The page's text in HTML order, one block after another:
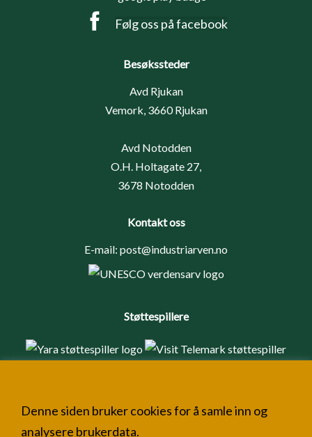
Følg oss på facebook
Besøkssteder
Avd Rjukan
Vemork, 3660 Rjukan
Avd Notodden
O.H. Holtagate 27,
3678 Notodden
Kontakt oss
E-mail: post@industriarven.no
Støttespillere
Denne siden bruker cookies for å samle inn og
analysere brukerdata.